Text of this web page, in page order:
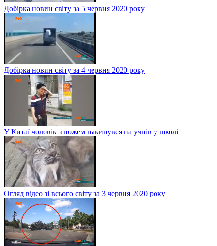
Добірка новин світу за 5 червня 2020 року
Добірка новин світу за 4 червня 2020 року
У Китаї чоловік з ножем накинувся на учнів у школі
Огляд відео зі всього світу за 3 червня 2020 року